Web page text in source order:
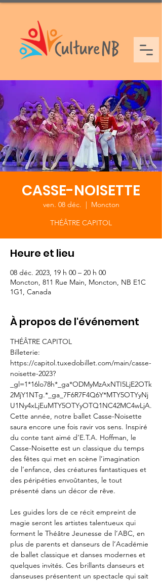
CASSE-NOISETTE
ven. 08 déc.
  |
Moncton
THÉÂTRE CAPITOL
Heure et lieu
08 déc. 2023, 19 h 00 – 20 h 00
Moncton, 811 Rue Main, Moncton, NB E1C
1G1, Canada
À propos de l'événement
THÉÂTRE CAPITOL
Billeterie:
https://capitol.tuxedobillet.com/main/casse-
noisette-2023?
_gl=1*16lo78h*_ga*ODMyMzAxNTI5LjE2OTk
2MjY1NTg.*_ga_7F6R7F4Q6Y*MTY5OTYyNj
U1Ny4xLjEuMTY5OTYyOTQ1NC42MC4wLjA.
Cette année, notre ballet Casse-Noisette
saura encore une fois ravir vos sens. Inspiré
du conte tant aimé d’E.T.A. Hoffman, le
Casse-Noisette est un classique du temps
des fêtes qui met en scène l’imagination
de l’enfance, des créatures fantastiques et
des péripéties envoûtantes, le tout
présenté dans un décor de rêve.
Les guides lors de ce récit empreint de
magie seront les artistes talentueux qui
forment le Théâtre Jeunesse de l’ABC, en
plus de parents et danseurs de l’Académie
de ballet classique et danses modernes et
quelques invités. Ces brillants danseurs et
danseuses présentent un spectacle qui sait